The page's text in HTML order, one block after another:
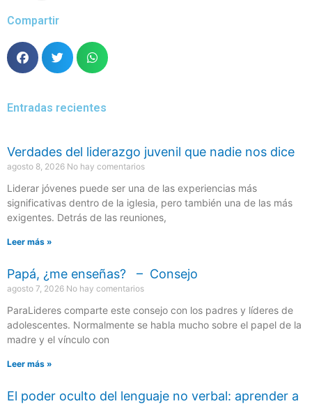
Compartir
Entradas recientes
Verdades del liderazgo juvenil que nadie nos dice
agosto 8, 2026 No hay comentarios
Liderar jóvenes puede ser una de las experiencias más
significativas dentro de la iglesia, pero también una de las más
exigentes. Detrás de las reuniones,
Leer más »
Papá, ¿me enseñas? – Consejo
agosto 7, 2026 No hay comentarios
ParaLideres comparte este consejo con los padres y líderes de
adolescentes. Normalmente se habla mucho sobre el papel de la
madre y el vínculo con
Leer más »
El poder oculto del lenguaje no verbal: aprender a